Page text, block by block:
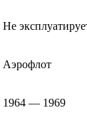
Не
Аэрофлот
1964 — 1969